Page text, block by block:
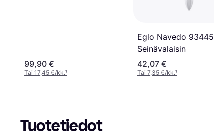
99,90 €
Tai 17,45 €/kk.¹
Eglo Navedo 93445
Seinävalaisin
42,07 €
Tai 7,35 €/kk.¹
Tuotetiedot